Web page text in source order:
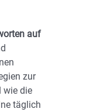
auf
zur
wie die
täglich